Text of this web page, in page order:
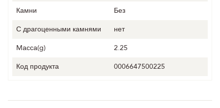
Камни
Без
С драгоценными камнями
нет
Mасса(g)
2.25
Код продукта
0006647500225